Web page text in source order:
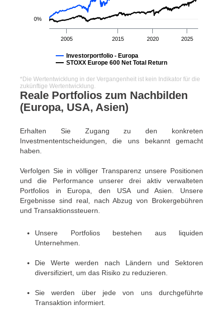
Reale Portfolios zum Nachbilden
(Europa, USA, Asien)
Erhalten Sie Zugang zu den konkreten
Investmententscheidungen, die uns bekannt gemacht
haben.
Verfolgen Sie in völliger Transparenz unsere Positionen
und die Performance unserer drei aktiv verwalteten
Portfolios in Europa, den USA und Asien. Unsere
Ergebnisse sind real, nach Abzug von Brokergebühren
und Transaktionssteuern.
Unsere Portfolios bestehen aus liquiden
Unternehmen.
Die Werte werden nach Ländern und Sektoren
diversifiziert, um das Risiko zu reduzieren.
Sie werden über jede von uns durchgeführte
Transaktion informiert.
Investorportfolio - Europa
STOXX Europe 600 Net Total Return
2005 2015 2020 2025
0%
*Die Wertentwicklung in der Vergangenheit ist kein Indikator für die
zukünftige Wertentwicklung.